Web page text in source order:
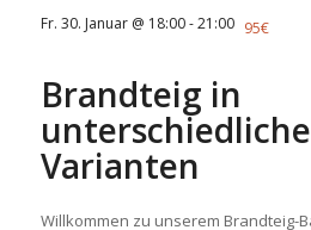
Fr. 30. Januar @ 18:00-21:00 95€
Brandteig in
Varianten
Willkommen zu unserem Brandteig-